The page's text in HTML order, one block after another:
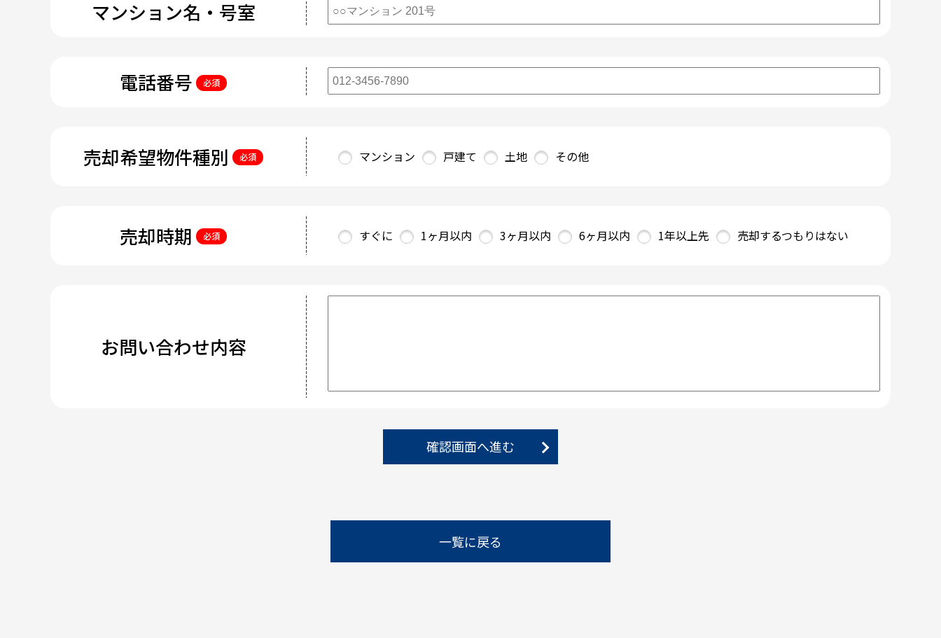
マンション名・号室
電話番号 必須
売却希望物件種別 必須 マンション 戸建て 土地 その他
売却時期 必須 すぐに 1ヶ月以内 3ヶ月以内 6ヶ月以内 1年以上先 売却するつもりはない
お問い合わせ内容
確認画面へ進む
一覧に戻る